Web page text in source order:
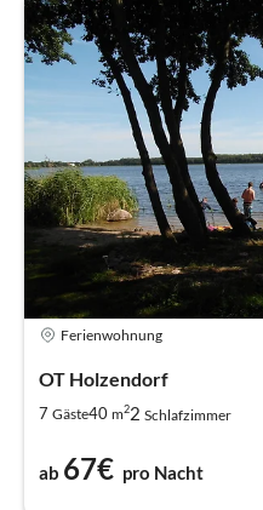
Ferienwohnung
OT Holzendorf
7 Gäste40 m22 Schlafzimmer
ab 67€ pro Nacht